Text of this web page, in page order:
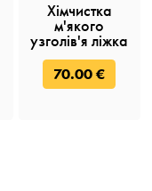
Хімчистка
м'якого
узголів'я ліжка
70.00 €